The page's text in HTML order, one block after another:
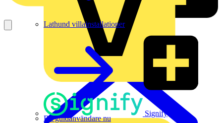
Signify
Lathund villainstallationer
Bli guldanvändare nu